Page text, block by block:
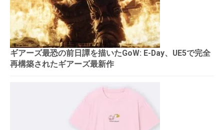
ギアーズ最恐の前日譚を描いたGoW: E-Day、UE5で完全
再構築されたギアーズ最新作